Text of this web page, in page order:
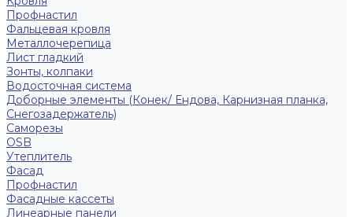
Профнастил
Фальцевая кровля
Металлочерепица
Лист гладкий
Зонты, колпаки
Водосточная система
Доборные элементы (Конек/ Ендова, Карнизная планка,
Снегозадержатель)
Саморезы
ОSB
Утеплитель
Фасад
Профнастил
Фасадные кассеты
Линеарные панели